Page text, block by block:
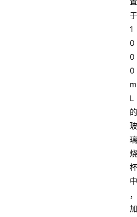
于
1
0
0
0
m
L
的
玻
璃
烧
杯
中
，
加